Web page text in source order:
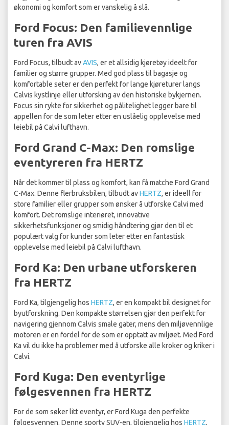
økonomi og komfort som er vanskelig å slå.
Ford Focus: Den familievennlige
turen fra AVIS
Ford Focus, tilbudt avAVIS, er et allsidig kjøretøy ideelt for
familier og større grupper. Med god plass til bagasje og
komfortable seter er den perfekt for lange kjøreturer langs
Calvis kystlinje eller utforsking av den historiske bykjernen.
Focus sin rykte for sikkerhet og pålitelighet legger bare til
appellen for de som leter etter en uslåelig opplevelse med
leiebil på Calvi lufthavn.
Ford Grand C-Max: Den romslige
eventyreren fra HERTZ
Når det kommer til plass og komfort, kan få matche Ford Grand
C-Max. Denne flerbruksbilen, tilbudt avHERTZ, er ideell for
store familier eller grupper som ønsker å utforske Calvi med
komfort. Det romslige interiøret, innovative
sikkerhetsfunksjoner og smidig håndtering gjør den til et
populært valg for kunder som leter etter en fantastisk
opplevelse med leiebil på Calvi lufthavn.
Ford Ka: Den urbane utforskeren
fra HERTZ
Ford Ka, tilgjengelig hos HERTZ, er en kompakt bil designet for
byutforskning. Den kompakte størrelsen gjør den perfekt for
navigering gjennom Calvis smale gater, mens den miljøvennlige
motoren er en fordel for de som er opptatt av miljøet. Med Ford
Ka vil du ikke ha problemer med å utforske alle kroker og kriker i
Calvi.
Ford Kuga: Den eventyrlige
følgesvennen fra HERTZ
For de som søker litt eventyr, er Ford Kuga den perfekte
følgesvennen. Denne sporty SUV-en, tilgjengelig hos HERTZ,